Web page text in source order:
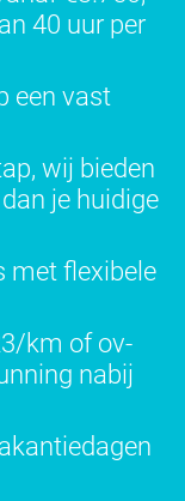
40 uur per
een vast
wij bieden
je huidige
met flexibele
km of ov-
nabij